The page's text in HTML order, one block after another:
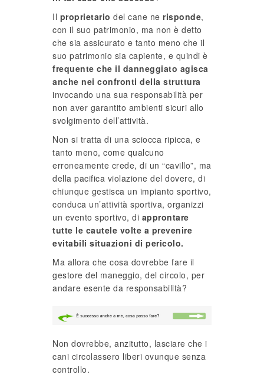
Il proprietario del cane ne risponde,
con il suo patrimonio, ma non è detto
che sia assicurato e tanto meno che il
suo patrimonio sia capiente, e quindi è
frequente che il danneggiato agisca
anche nei confronti della struttura
invocando una sua responsabilità per
non aver garantito ambienti sicuri allo
svolgimento dell’attività.
Non si tratta di una sciocca ripicca, e
tanto meno, come qualcuno
erroneamente crede, di un “cavillo”, ma
della pacifica violazione del dovere, di
chiunque gestisca un impianto sportivo,
conduca un’attività sportiva, organizzi
un evento sportivo, di approntare
tutte le cautele volte a prevenire
evitabili situazioni di pericolo.
Ma allora che cosa dovrebbe fare il
gestore del maneggio, del circolo, per
andare esente da responsabilità?
Non dovrebbe, anzitutto, lasciare che i
cani circolassero liberi ovunque senza
controllo.